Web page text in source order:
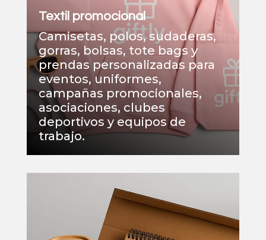
Textil promocional
Camisetas, polos, sudaderas,
gorras, bolsas, tote bags y
prendas personalizadas para
eventos, uniformes,
campañas promocionales,
asociaciones, clubes
deportivos y equipos de
trabajo.